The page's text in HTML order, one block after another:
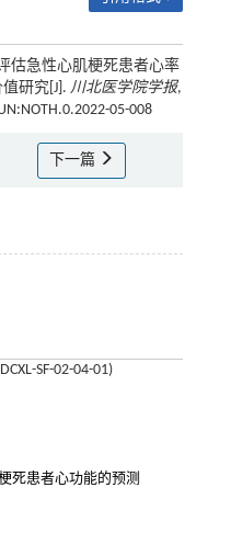
估急性心肌梗死患者心率
研究[J]. 川北医学院学报,
05-008
下一篇
SF-02-04-01)